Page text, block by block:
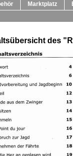
Marktplatz
des